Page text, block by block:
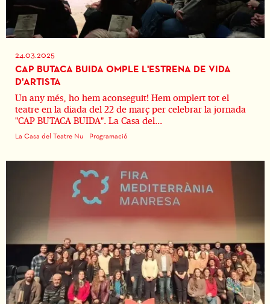
24.03.2025
CAP BUTACA BUIDA OMPLE L'ESTRENA DE VIDA
D'ARTISTA
Un any més, ho hem aconseguit! Hem omplert tot el
teatre en la diada del 22 de març per celebrar la jornada
"CAP BUTACA BUIDA". La Casa del...
La Casa del Teatre Nu Programació